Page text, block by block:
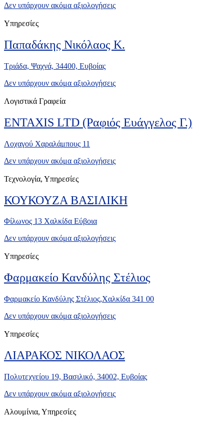
Δεν υπάρχουν ακόμα αξιολογήσεις
Υπηρεσίες
Παπαδάκης Νικόλαος Κ.
Τριάδα, Ψαχνά, 34400, Ευβοίας
Δεν υπάρχουν ακόμα αξιολογήσεις
Λογιστικά Γραφεία
ENTAXIS LTD (Ραφιός Ευάγγελος Γ.)
Λοχαγού Χαραλάμπους 11
Δεν υπάρχουν ακόμα αξιολογήσεις
Τεχνολογία, Υπηρεσίες
ΚΟΥΚΟΥΖΑ ΒΑΣΙΛΙΚΗ
Φίλωνος 13 Χαλκίδα Εύβοια
Δεν υπάρχουν ακόμα αξιολογήσεις
Υπηρεσίες
Φαρμακείο Κανδύλης Στέλιος
Φαρμακείο Κανδύλης Στέλιος,Χαλκίδα 341 00
Δεν υπάρχουν ακόμα αξιολογήσεις
Υπηρεσίες
ΛΙΑΡΑΚΟΣ ΝΙΚΟΛΑΟΣ
Πολυτεχνείου 19, Βασιλικό, 34002, Ευβοίας
Δεν υπάρχουν ακόμα αξιολογήσεις
Αλουμίνια, Υπηρεσίες